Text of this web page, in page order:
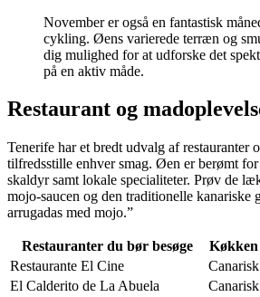
November er også en fantastisk
cykling. Øens varierede terræn og
dig mulighed for at udforske det
på en aktiv måde.
Restaurant og
Tenerife har et bredt udvalg af restauranter
tilfredsstille enhver smag. Øen er berømt
skaldyr samt lokale specialiteter. Prøv de
mojo-saucen og den traditionelle kanariske
arrugadas med mojo.”
Restauranter du bør besøge
Køkken
Restaurante El Cine
Canarisk
El Calderito de La Abuela
Canarisk